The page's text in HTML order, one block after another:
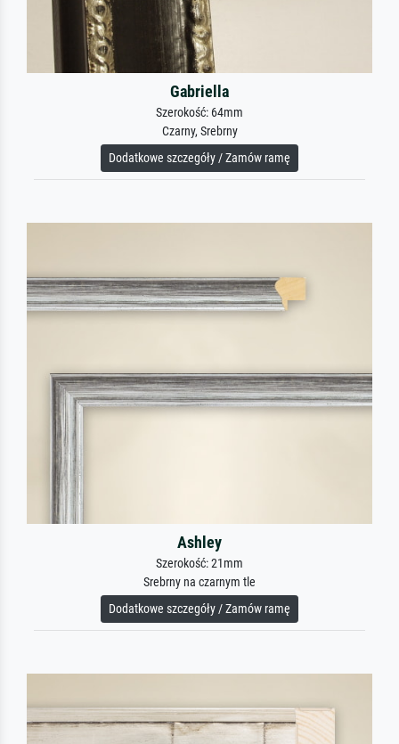
Gabriella
Szerokość: 64mm
Czarny, Srebrny
Dodatkowe szczegóły / Zamów ramę
Ashley
Szerokość: 21mm
Srebrny na czarnym tle
Dodatkowe szczegóły / Zamów ramę